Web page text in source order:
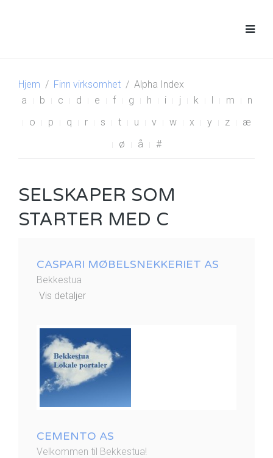
Hjem Finn virksomhet
Alpha Index
a
b c d e f g h i j k l m
n
o
p q r s t u v w x y z
æ
ø
å #
SELSKAPER SOM
STARTER MED C
CASPARI MØBELSNEKKERIET AS
Bekkestua
Vis detaljer
CEMENTO AS
Velkommen til Bekkestua!